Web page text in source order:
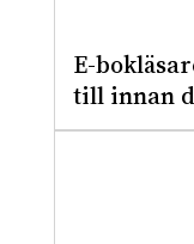
E-
till innan